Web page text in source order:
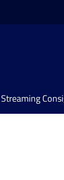
Streaming